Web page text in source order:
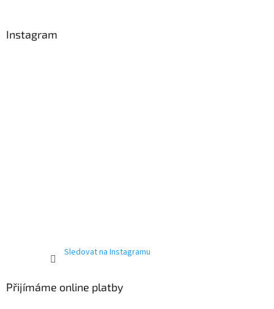
Instagram
Sledovat na Instagramu
Přijímáme online platby